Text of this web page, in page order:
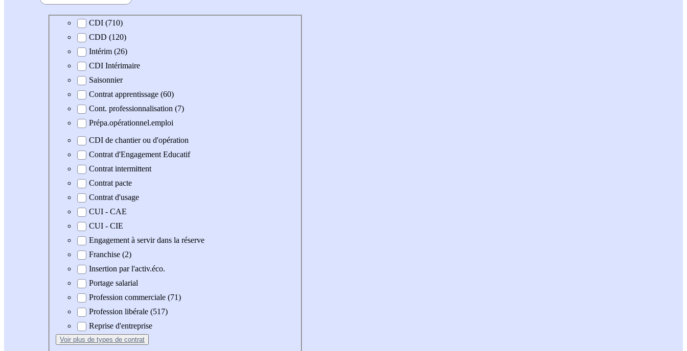
Type de contratCDI (710)
CDD (120)
Intérim (26)
CDI Intérimaire
Saisonnier
Contrat apprentissage (60)
Cont. professionnalisation (7)
Prépa.opérationnel.emploi
CDI de chantier ou d'opération
Contrat d'Engagement Educatif
Contrat intermittent
Contrat pacte
Contrat d'usage
CUI - CAE
CUI - CIE
Engagement à servir dans la réserve
Franchise (2)
Insertion par l'activ.éco.
Portage salarial
Profession commerciale (71)
Profession libérale (517)
Reprise d'entreprise
Voir plus de types de contrat